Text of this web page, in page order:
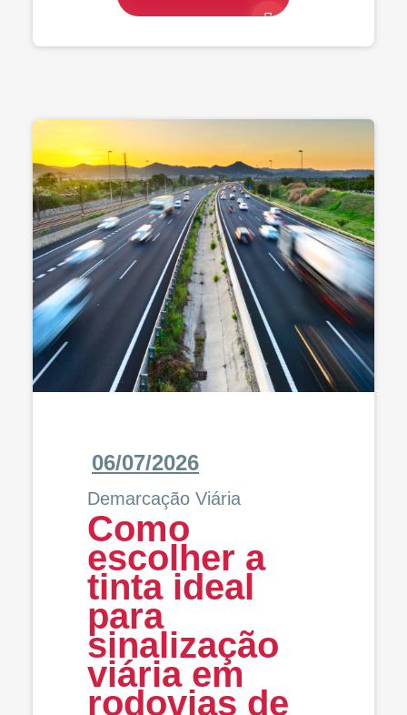
06/07/2026
Demarcação Viária
Como
escolher a
tinta ideal
para
sinalização
viária em
rodovias de